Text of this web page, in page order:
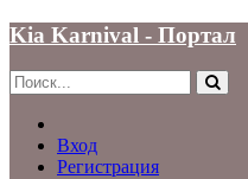
Kia Karnival - Портал
Вход
Регистрация